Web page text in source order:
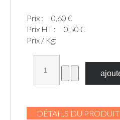
Prix :
0,60 €
Prix HT :
0,50 €
Prix / Kg:
DÉTAILS DU PRODUIT